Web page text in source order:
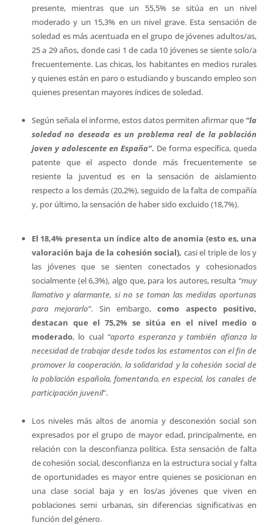
presente, mientras que un 55,5% se sitúa en un nivel
moderado y un 15,3% en un nivel grave. Esta sensación de
soledad es más acentuada en el grupo de jóvenes adultos/as,
25 a 29 años, donde casi 1 de cada 10 jóvenes se siente solo/a
frecuentemente. Las chicas, los habitantes en medios rurales
y quienes están en paro o estudiando y buscando empleo son
quienes presentan mayores índices de soledad.
Según señala el informe, estos datos permiten afirmar que “la
soledad no deseada es un problema real de la población
joven y adolescente en España”. De forma específica, queda
patente que el aspecto donde más frecuentemente se
resiente la juventud es en la sensación de aislamiento
respecto a los demás (20,2%), seguido de la falta de compañía
y, por último, la sensación de haber sido excluido (18,7%).
El 18,4% presenta un índice alto de anomia (esto es, una
valoración baja de la cohesión social), casi el triple de los y
las jóvenes que se sienten conectados y cohesionados
socialmente (el 6,3%), algo que, para los autores, resulta “muy
llamativo y alarmante, si no se toman las medidas oportunas
para mejorarlo”. Sin embargo,como aspecto positivo,
destacan que el 75,2% se sitúa en el nivel medio o
moderado, lo cual “aporta esperanza y también afianza la
necesidad de trabajar desde todos los estamentos con el fin de
promover la cooperación, la solidaridad y la cohesión social de
la población española, fomentando, en especial, los canales de
participación juvenil”.
Los niveles más altos de anomia y desconexión social son
expresados por el grupo de mayor edad, principalmente, en
relación con la desconfianza política. Esta sensación de falta
de cohesión social, desconfianza en la estructura social y falta
de oportunidades es mayor entre quienes se posicionan en
una clase social baja y en los/as jóvenes que viven en
poblaciones semi urbanas, sin diferencias significativas en
función del género.